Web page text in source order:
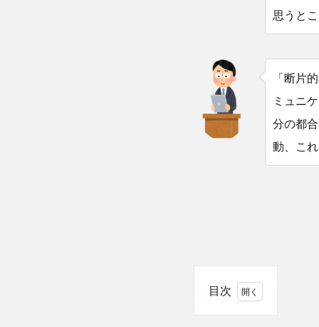
思うと
「断片
ミュニ
分の都
動、こ
目次